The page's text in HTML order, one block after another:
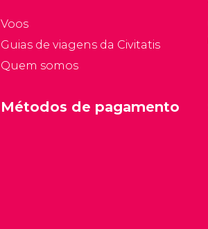
Voos
Guias de viagens da Civitatis
Quem somos
Métodos de pagamento